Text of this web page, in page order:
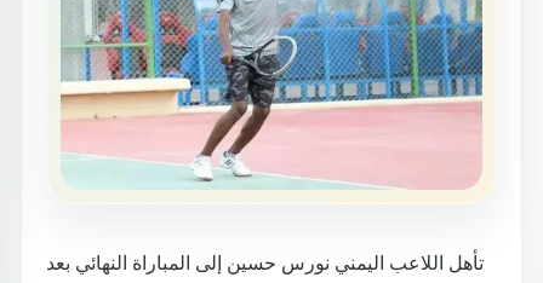
تأهل اللاعب اليمني نورس حسين إلى المباراة النهائي بعد